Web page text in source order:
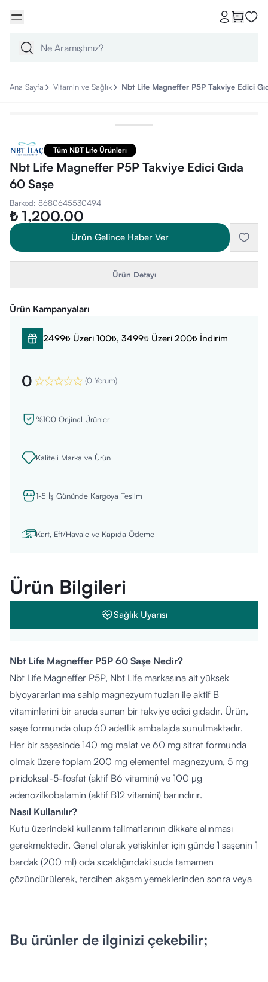
Ana Sayfa Vitamin ve Sağlık Nbt Life Magneffer P5P Takviye Edici
Tüm NBT Life Ürünleri
Nbt Life Magneffer P5P Takviye Edici Gıda
60 Saşe
Barkod: 8680645530494
₺ 1,200.00
Ürün Gelince Haber Ver
Ürün Detayı
Ürün Kampanyaları
2499₺ Üzeri 100₺, 3499₺ Üzeri 200₺ İndirim
0 (0 Yorum)
%100 Orijinal Ürünler
Kaliteli Marka ve Ürün
1-5 İş Gününde Kargoya Teslim
Kart, Eft/Havale ve Kapıda Ödeme
Ürün Bilgileri
Sağlık Uyarısı
Nbt Life Magneffer P5P 60 Saşe Nedir?
Nbt Life Magneffer P5P, Nbt Life markasına ait yüksek
biyoyararlanıma sahip magnezyum tuzları ile aktif B
vitaminlerini bir arada sunan bir takviye edici gıdadır. Ürün,
saşe formunda olup 60 adetlik ambalajda sunulmaktadır.
Her bir saşesinde 140 mg malat ve 60 mg sitrat formunda
olmak üzere toplam 200 mg elementel magnezyum, 5 mg
piridoksal-5-fosfat (aktif B6 vitamini) ve 100 µg
adenozilkobalamin (aktif B12 vitamini) barındırır.
Nasıl Kullanılır?
Kutu üzerindeki kullanım talimatlarının dikkate alınması
gerekmektedir. Genel olarak yetişkinler için günde 1 saşenin 1
bardak (200 ml) oda sıcaklığındaki suda tamamen
çözündürülerek, tercihen akşam yemeklerinden sonra veya
Kimler Kullanabilir?
Bu ürünler de ilginizi çekebilir;